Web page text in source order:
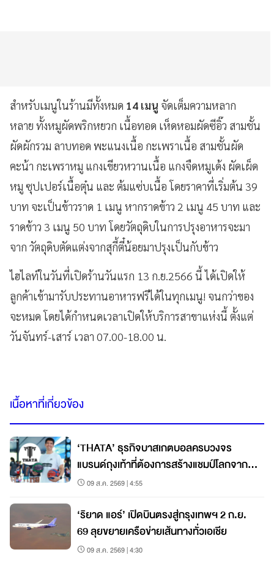
สำหรับเมนูในร้านมีทั้งหมด 14 เมนู จัดเต็มความหลาก
หลาย ทั้งหมูผัดพริกหยวก เนื้อทอด เห็ดหอมผัดซีอิ๊ว สามชั้น
ผัดผักรวม ลาบทอด พะแนงเนื้อ กะเพราเนื้อ สามชั้นผัด
คะน้า กะเพราหมู แกงเขียวหวานเนื้อ แกงจืดหมูเด้ง ผัดเผ็ด
หมู ซุปเปอร์เนื้อตุ๋น และ ต้มแซ่บเนื้อ โดยราคาที่เริ่มต้น 39
บาท จะเป็นข้าวราด 1 เมนู หากราดข้าว 2 เมนู 45 บาท และ
ราดข้าว 3 เมนู 50 บาท โดยวัตถุดิบในการปรุงอาหารจะมา
จาก วัตถุดิบตัดแต่งจากสุกี้ตี๋น้อยมาปรุงเป็นกับข้าว
ไฮไลท์ในวันที่เปิดร้านวันแรก 13 ก.ย.2566 นี้ ได้เปิดให้
ลูกค้าเข้ามารับประทานอาหารฟรีได้ในทุกเมนู! จนกว่าของ
จะหมด โดยได้กำหนดเวลาเปิดให้บริการสาขาแห่งนี้ ตั้งแต่
วันจันทร์-เสาร์ เวลา 07.00-18.00 น.
เนื้อหาที่เกี่ยวข้อง
‘THATA’ ธุรกิจบาสเกตบอลครบวงจร
แบรนด์ถุงเท้าที่ต้องการสร้างแชมป์โลกจาก
ชลบุรี
09 ส.ค. 2569 | 4:55
‘ริยาด แอร์’ เปิดบินตรงสู่กรุงเทพฯ 2 ก.ย.
69 ลุยขยายเครือข่ายเส้นทางทั่วเอเชีย
09 ส.ค. 2569 | 4:30